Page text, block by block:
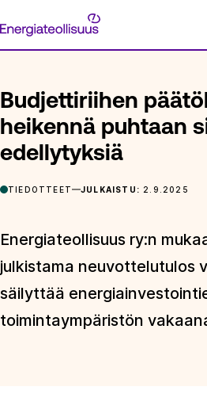
suoraan
Energiateollisuus
ETUSIVU
Budjettiriihen
heikennä puhtaan
edellytyksiä
TIEDOTTEET JULKAISTU: 2.9.2025
Energiateollisuus ry:n
julkistama neuvottelutulos
säilyttää
toimintaympäristön